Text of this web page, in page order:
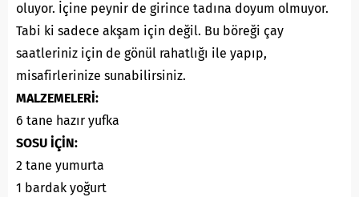
oluyor. İçine peynir de girince tadına doyum olmuyor.
Tabi ki sadece akşam için değil. Bu böreği çay
saatleriniz için de gönül rahatlığı ile yapıp,
misafirlerinize sunabilirsiniz.
MALZEMELERİ:
6 tane hazır yufka
SOSU İÇİN:
2 tane yumurta
1 bardak yoğurt